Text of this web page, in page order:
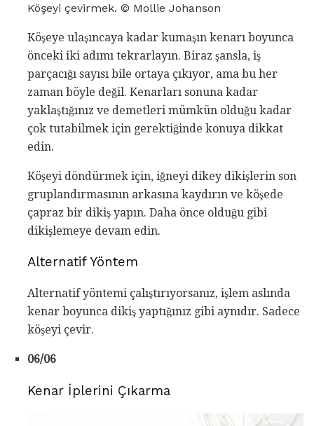
Köşeyi çevirmek. © Mollie Johanson
Köşeye ulaşıncaya kadar kumaşın kenarı boyunca
önceki iki adımı tekrarlayın. Biraz şansla, iş
parçacığı sayısı bile ortaya çıkıyor, ama bu her
zaman böyle değil. Kenarları sonuna kadar
yaklaştığınız ve demetleri mümkün olduğu kadar
çok tutabilmek için gerektiğinde konuya dikkat
edin.
Köşeyi döndürmek için, iğneyi dikey dikişlerin son
gruplandırmasının arkasına kaydırın ve köşede
çapraz bir dikiş yapın. Daha önce olduğu gibi
dikişlemeye devam edin.
Alternatif Yöntem
Alternatif yöntemi çalıştırıyorsanız, işlem aslında
kenar boyunca dikiş yaptığınız gibi aynıdır. Sadece
köşeyi çevir.
06/06
Kenar İplerini Çıkarma